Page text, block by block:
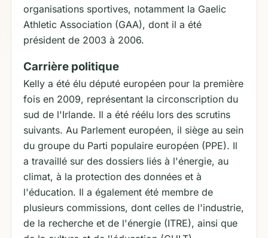
organisations sportives, notamment la Gaelic
Athletic Association (GAA), dont il a été
président de 2003 à 2006.
Carrière politique
Kelly a été élu député européen pour la première
fois en 2009, représentant la circonscription du
sud de l'Irlande. Il a été réélu lors des scrutins
suivants. Au Parlement européen, il siège au sein
du groupe du Parti populaire européen (PPE). Il
a travaillé sur des dossiers liés à l'énergie, au
climat, à la protection des données et à
l'éducation. Il a également été membre de
plusieurs commissions, dont celles de l'industrie,
de la recherche et de l'énergie (ITRE), ainsi que